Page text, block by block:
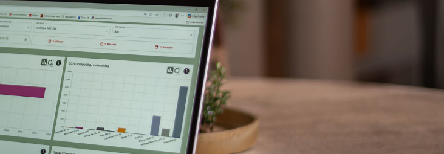
i